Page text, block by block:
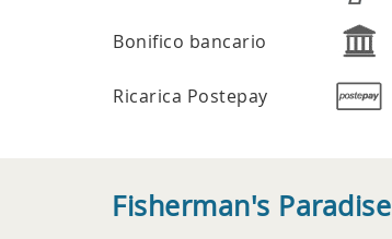
Bonifico bancario
Ricarica Postepay
Fisherman's Paradise